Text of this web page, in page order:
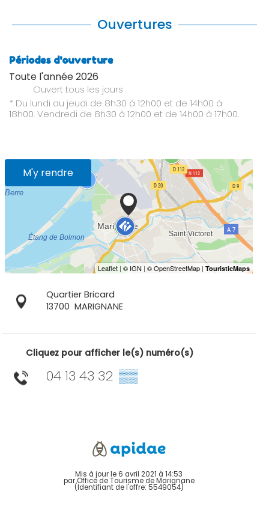
Ouvertures
Périodes d'ouverture
Toute l'année 2026
Ouvert tous les jours
* Du lundi au jeudi de 8h30 à 12h00 et de 14h00 à
18h00. Vendredi de 8h30 à 12h00 et de 14h00 à 17h00.
M'y rendre
Quartier Bricard
13700 MARIGNANE
Cliquez pour afficher le(s) numéro(s)
04 13 43 32 ▒▒
Mis à jour le 6 avril 2021 à 14:53
par Office de Tourisme de Marignane
(Identifiant de l'offre: 5549054)